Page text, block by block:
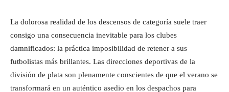
La dolorosa realidad de los descensos de categoría suele traer
consigo una consecuencia inevitable para los clubes
damnificados: la práctica imposibilidad de retener a sus
futbolistas más brillantes. Las direcciones deportivas de la
división de plata son plenamente conscientes de que el verano se
transformará en un auténtico asedio en los despachos para